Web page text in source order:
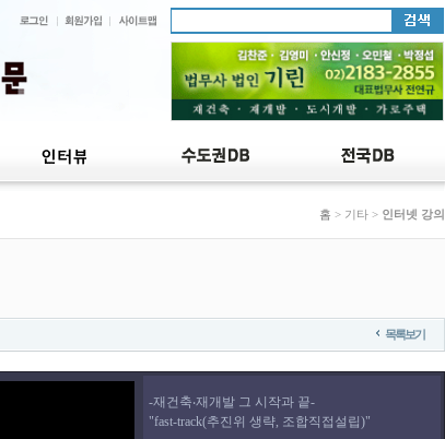
홈 > 기타 > 인터넷 강의
목록보기
-재건축‧재개발 그 시작과 끝-
"fast-track(추진위 생략, 조합직접설립)"